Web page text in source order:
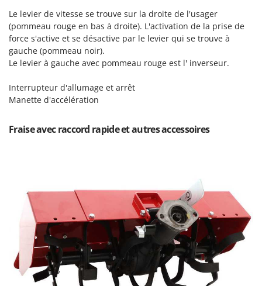
Wiper EcoRobot
Wolf Garten
Wortex
Y
Z
Zodiac
Zomax
Le levier de vitesse se trouve sur la droite de l'usager
(pommeau rouge en bas à droite). L'activation de la prise de
force s'active et se désactive par le levier qui se trouve à
gauche (pommeau noir).
Le levier à gauche avec pommeau rouge est l' inverseur.
Interrupteur d'allumage et arrêt
Manette d'accélération
Fraise avec raccord rapide et autres accessoires